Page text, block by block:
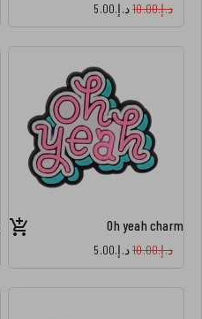
د.إ.‏10.00 د.إ.‏5.00
Oh yeah charm
د.إ.‏10.00 د.إ.‏5.00